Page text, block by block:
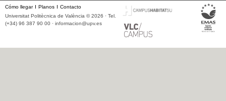
Cómo llegar Planos
Contacto
Universitat Politècnica de València © 2026 · Tel.
(+34) 96 387 90 00 · informacion@upv.es